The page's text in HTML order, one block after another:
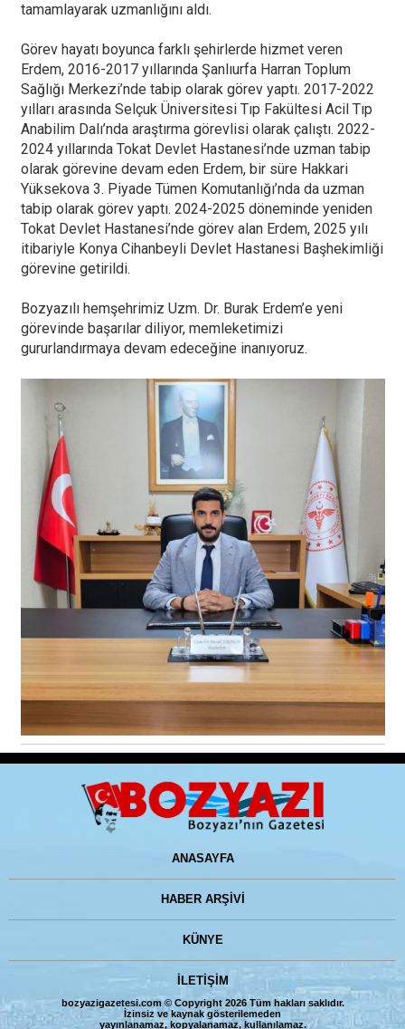
tamamlayarak uzmanlığını aldı.
Görev hayatı boyunca farklı şehirlerde hizmet veren
Erdem, 2016-2017 yıllarında Şanlıurfa Harran Toplum
Sağlığı Merkezi’nde tabip olarak görev yaptı. 2017-2022
yılları arasında Selçuk Üniversitesi Tıp Fakültesi Acil Tıp
Anabilim Dalı’nda araştırma görevlisi olarak çalıştı. 2022-
2024 yıllarında Tokat Devlet Hastanesi’nde uzman tabip
olarak görevine devam eden Erdem, bir süre Hakkari
Yüksekova 3. Piyade Tümen Komutanlığı’nda da uzman
tabip olarak görev yaptı. 2024-2025 döneminde yeniden
Tokat Devlet Hastanesi’nde görev alan Erdem, 2025 yılı
itibariyle Konya Cihanbeyli Devlet Hastanesi Başhekimliği
görevine getirildi.
Bozyazılı hemşehrimiz Uzm. Dr. Burak Erdem’e yeni
görevinde başarılar diliyor, memleketimizi
gururlandırmaya devam edeceğine inanıyoruz.
ANASAYFA
HABER ARŞİVİ
KÜNYE
İLETİŞİM
bozyazigazetesi.com © Copyright 2026 Tüm hakları saklıdır.
İzinsiz ve kaynak gösterilemeden
yayınlanamaz, kopyalanamaz, kullanılamaz.